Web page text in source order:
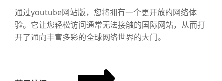
通过youtube网站版，您将拥有一个更开放的网络体
验。它让您轻松访问通常无法接触的国际网站，从而打
开了通向丰富多彩的全球网络世界的大门。